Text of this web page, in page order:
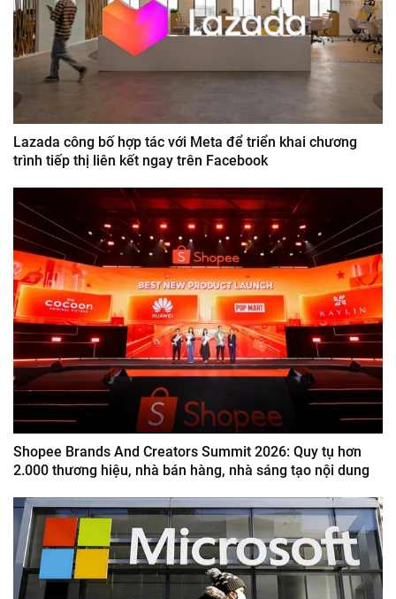
Lazada công bố hợp tác với Meta để triển khai chương
trình tiếp thị liên kết ngay trên Facebook
Shopee Brands And Creators Summit 2026: Quy tụ hơn
2.000 thương hiệu, nhà bán hàng, nhà sáng tạo nội dung